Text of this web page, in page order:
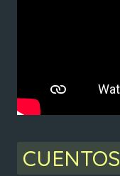
CUENTOS